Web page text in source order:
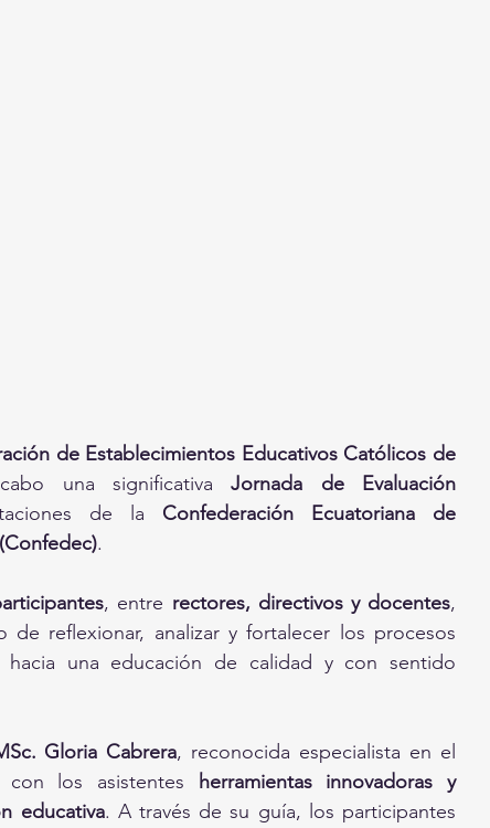
de Establecimientos Educativos Católicos de
una significativa Jornada de Evaluación
de la Confederación Ecuatoriana de
.
, entre rectores, directivos y docentes,
reflexionar, analizar y fortalecer los procesos
una educación de calidad y con sentido
Gloria Cabrera, reconocida especialista en el
los asistentes herramientas innovadoras y
educativa. A través de su guía, los participantes